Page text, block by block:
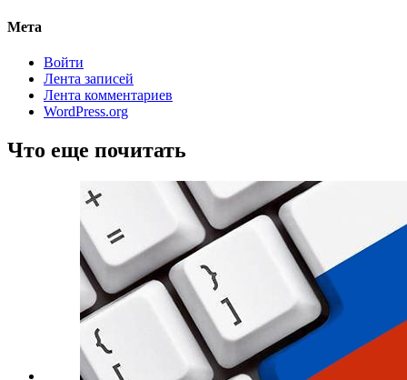
Мета
Войти
Лента записей
Лента комментариев
WordPress.org
Что еще почитать